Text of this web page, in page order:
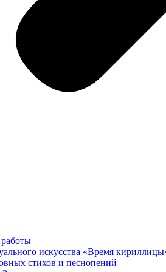
искусства «Время
стихов и песнопений